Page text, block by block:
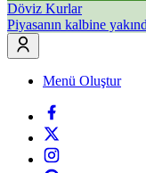
Döviz Kurlar
Piyasanın kalbine
Menü Oluştur